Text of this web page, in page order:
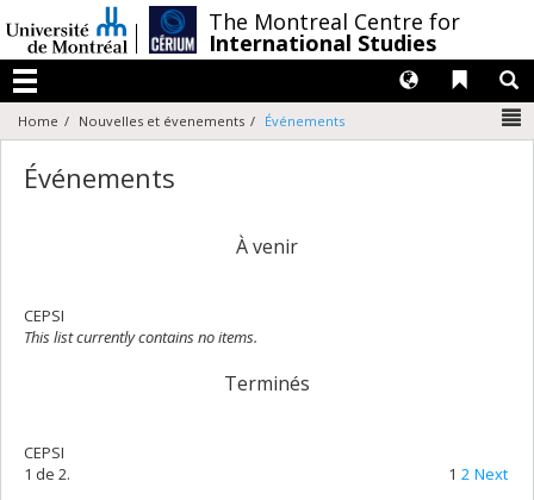
au
contenu
The Montreal Centre for
International Studies
Menu
Liens
Langues
Home Nouvelles et évenements Événements
Événements
À venir
CEPSI
This list currently contains no items.
Terminés
CEPSI
1 de 2.
1 2 Next